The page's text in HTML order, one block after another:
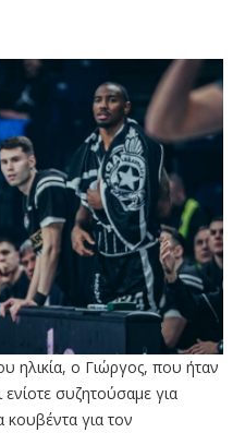
ηλικία, ο Γιώργος, που ήταν
συζητούσαμε για
κουβέντα για τον